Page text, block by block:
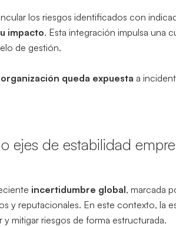
los riesgos identificados con
impacto. Esta integración impulsa una
de gestión.
queda expuesta a
ejes de estabilidad
incertidumbre global, marcada
y reputacionales. En este contexto, la
mitigar riesgos de forma estructurada.